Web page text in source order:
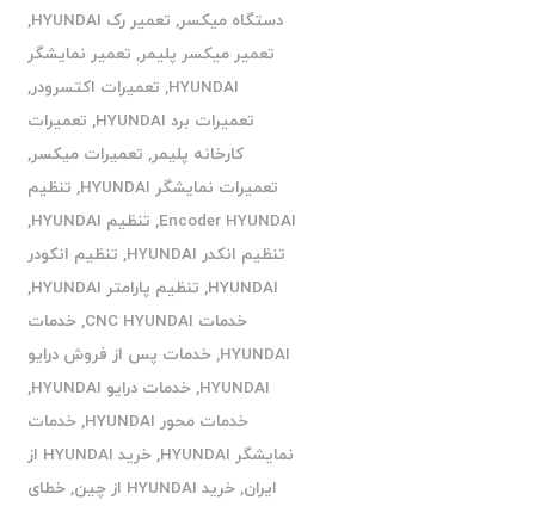
دستگاه میکسر, تعمیر رک HYUNDAI
,
تعمیر میکسر پلیمر, تعمیر نمایشگر
HYUNDAI
, تعمیرات اکتسرودر,
تعمیرات برد HYUNDAI
, تعمیرات
کارخانه پلیمر, تعمیرات میکسر,
تعمیرات نمایشگر HYUNDAI
, تنظیم
Encoder HYUNDAI
, تنظیم HYUNDAI
,
تنظیم انکدر HYUNDAI
, تنظیم انکودر
HYUNDAI
, تنظیم پارامتر HYUNDAI
,
خدمات CNC HYUNDAI
,خدمات
HYUNDAI
,خدمات پس از فروش درایو
HYUNDAI
,خدمات درایو HYUNDAI
,
خدمات محور HYUNDAI
,خدمات
نمایشگر HYUNDAI
,
خرید HYUNDAI از
ایران,خرید HYUNDAI از چین ,خطای